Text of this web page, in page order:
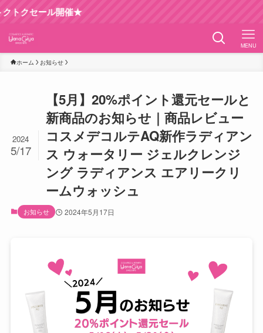
MENU
ホーム お知らせ
【5月】20%ポイント還元セールと
新商品のお知らせ｜商品レビュー
コスメデコルテAQ新作ラディアン
ス ウォータリー ジェルクレンジ
ング ラディアンス エアリークリ
ームウォッシュ
2024
5/17
お知らせ 2024年5月17日